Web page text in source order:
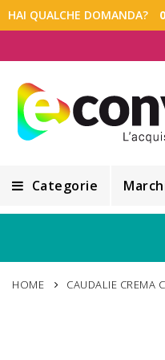
HAI QUALCHE DOMANDA?
Categorie
Alimentazione e
HOME CAUDALIE CREMA